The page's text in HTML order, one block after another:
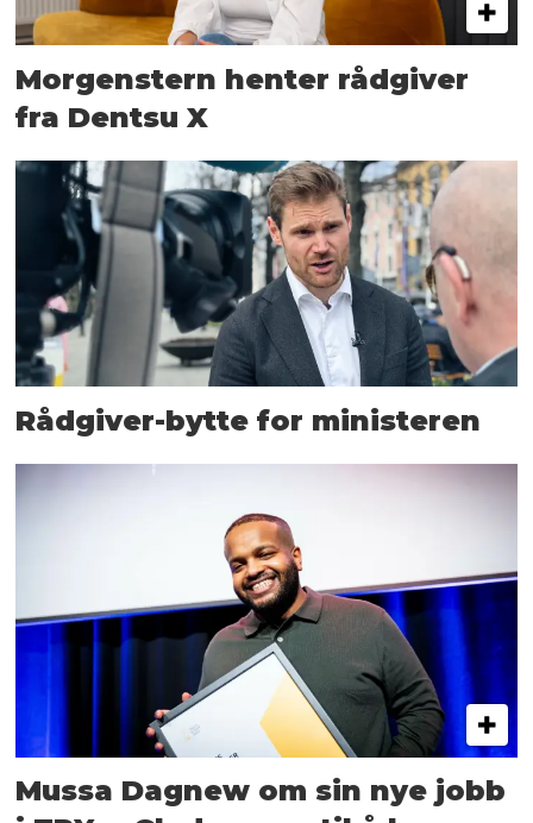
Morgenstern henter rådgiver
fra Dentsu X
Rådgiver-bytte for ministeren
Mussa Dagnew om sin nye jobb